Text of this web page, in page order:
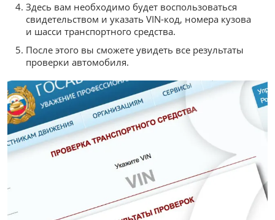
Здесь вам необходимо будет воспользоваться
свидетельством и указать VIN-код, номера кузова
и шасси транспортного средства.
После этого вы сможете увидеть все результаты
проверки автомобиля.